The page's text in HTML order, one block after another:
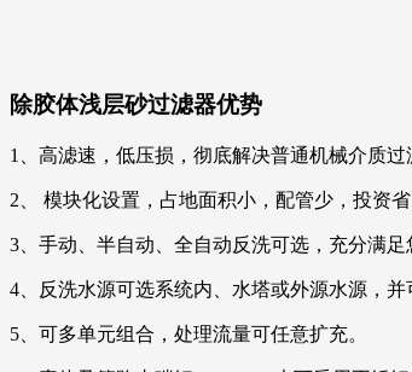
除胶体浅层砂过滤器优势
1、高滤速，低压损，彻底解决普通机械介质过
2、 模块化设置，占地面积小，配管少，投资
3、手动、半自动、全自动反洗可选，充分满足
4、反洗水源可选系统内、水塔或外源水源，并
5、可多单元组合，处理流量可任意扩充。